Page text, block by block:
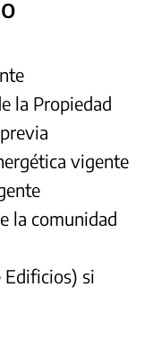
la Propiedad
vigente
la comunidad
Edificios) si